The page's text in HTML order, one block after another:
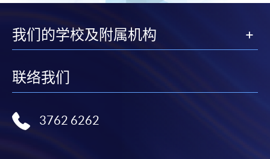
我们的学校及附属机构
联络我们
3762 6262